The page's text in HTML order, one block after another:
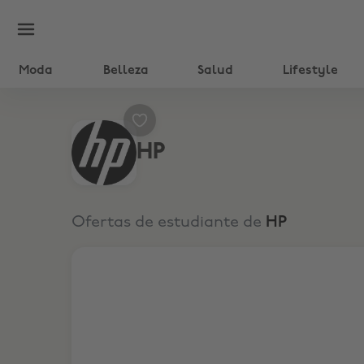
Moda Belleza Salud Lifestyle
HP
Ofertas de estudiante de HP